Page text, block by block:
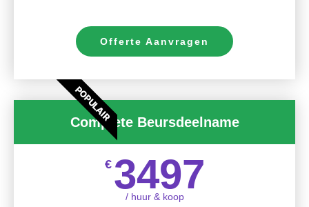
Offerte Aanvragen
POPULAIR
Complete Beursdeelname
€ 3497
/ huur & koop